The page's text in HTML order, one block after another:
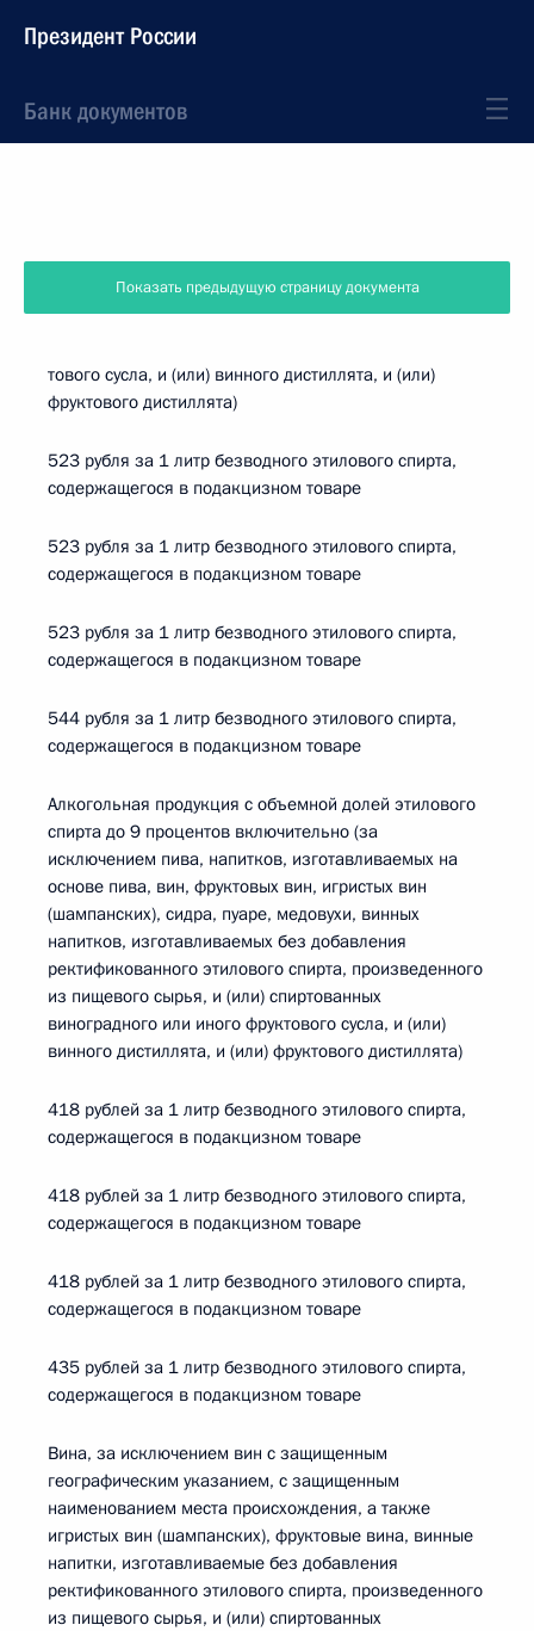
Президент России
Банк документов
Показать предыдущую страницу документа
тового сусла, и (или) винного дистиллята, и (или)
фруктового дистиллята)
523 рубля за 1 литр безводного этилового спирта,
содержащегося в подакцизном товаре
523 рубля за 1 литр безводного этилового спирта,
содержащегося в подакцизном товаре
523 рубля за 1 литр безводного этилового спирта,
содержащегося в подакцизном товаре
544 рубля за 1 литр безводного этилового спирта,
содержащегося в подакцизном товаре
Алкогольная продукция с объемной долей этилового
спирта до 9 процентов включительно (за
исключением пива, напитков, изготавливаемых на
основе пива, вин, фруктовых вин, игристых вин
(шампанских), сидра, пуаре, медовухи, винных
напитков, изготавливаемых без добавления
ректификованного этилового спирта, произведенного
из пищевого сырья, и (или) спиртованных
виноградного или иного фруктового сусла, и (или)
винного дистиллята, и (или) фруктового дистиллята)
418 рублей за 1 литр безводного этилового спирта,
содержащегося в подакцизном товаре
418 рублей за 1 литр безводного этилового спирта,
содержащегося в подакцизном товаре
418 рублей за 1 литр безводного этилового спирта,
содержащегося в подакцизном товаре
435 рублей за 1 литр безводного этилового спирта,
содержащегося в подакцизном товаре
Вина, за исключением вин с защищенным
географическим указанием, с защищенным
наименованием места происхождения, а также
игристых вин (шампанских), фруктовые вина, винные
напитки, изготавливаемые без добавления
ректификованного этилового спирта, произведенного
из пищевого сырья, и (или) спиртованных